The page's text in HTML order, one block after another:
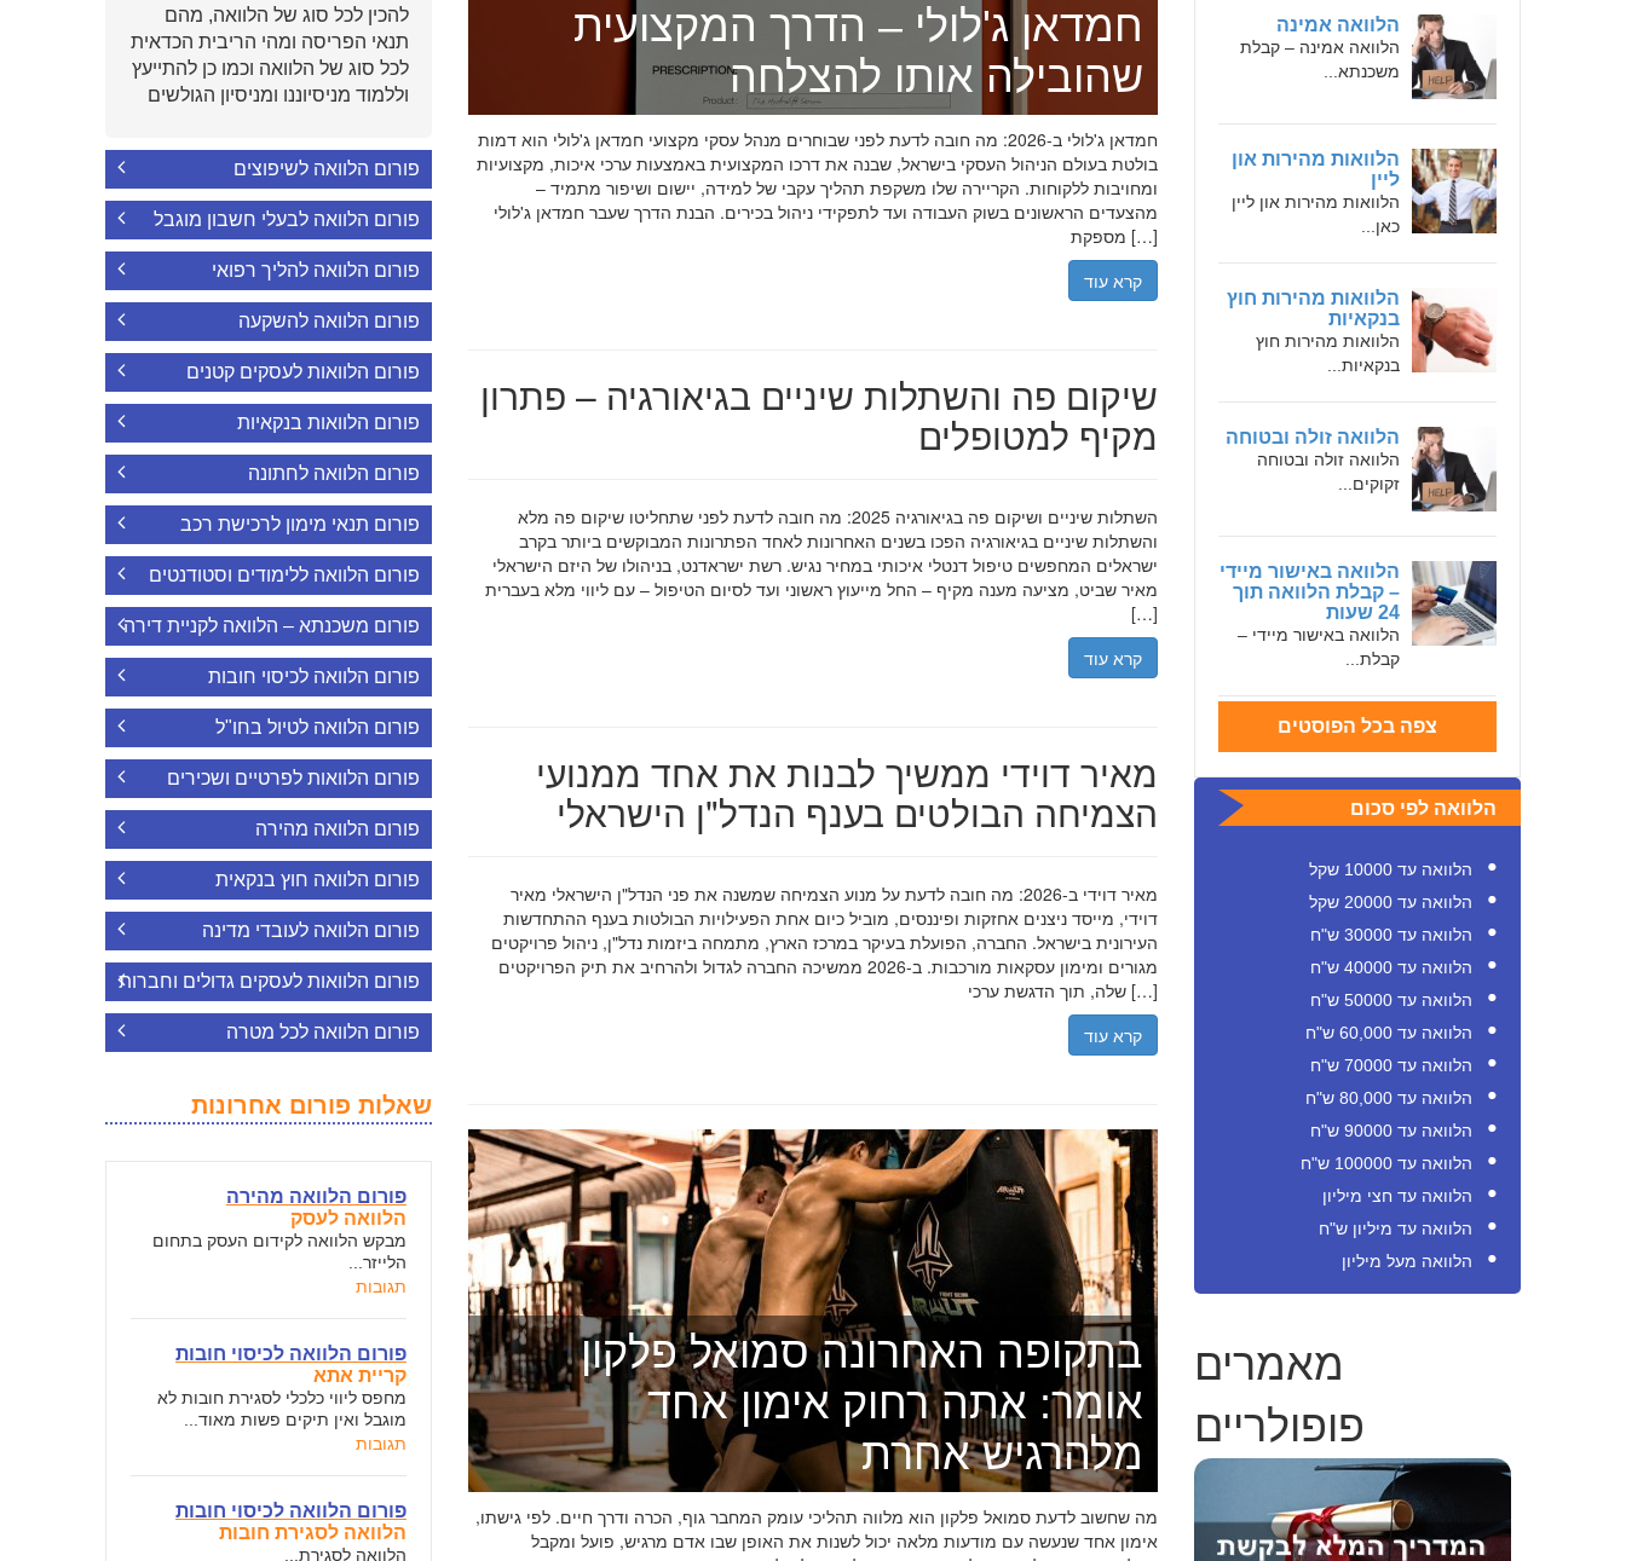
הלוואה אמינה
הלוואה אמינה – קבלת
משכנתא...
הלוואות מהירות און
ליין
הלוואות מהירות און ליין
כאן...
הלוואות מהירות חוץ
בנקאיות
הלוואות מהירות חוץ
בנקאיות...
הלוואה זולה ובטוחה
הלוואה זולה ובטוחה
זקוקים...
הלוואה באישור מיידי
– קבלת הלוואה תוך
24 שעות
הלוואה באישור מיידי –
קבלת...
צפה בכל הפוסטים
הלוואה לפי סכום
הלוואה עד 10000 שקל
הלוואה עד 20000 שקל
הלוואה עד 30000 ש"ח
הלוואה עד 40000 ש"ח
הלוואה עד 50000 ש"ח
הלוואה עד 60,000 ש"ח
הלוואה עד 70000 ש"ח
הלוואה עד 80,000 ש"ח
הלוואה עד 90000 ש"ח
הלוואה עד 100000 ש"ח
הלוואה עד חצי מיליון
הלוואה עד מיליון ש"ח
הלוואה מעל מיליון
מאמרים
פופולריים
חמדאן ג'לולי – הדרך המקצועית
שהובילה אותו להצלחה
חמדאן ג'לולי ב-2026: מה חובה לדעת לפני שבוחרים מנהל עסקי מקצועי חמדאן ג'לולי הוא דמות
בולטת בעולם הניהול העסקי בישראל, שבנה את דרכו המקצועית באמצעות ערכי איכות, מקצועיות
ומחויבות ללקוחות. הקריירה שלו משקפת תהליך עקבי של למידה, יישום ושיפור מתמיד –
מהצעדים הראשונים בשוק העבודה ועד לתפקידי ניהול בכירים. הבנת הדרך שעבר חמדאן ג'לולי
מספקת […]
קרא עוד
שיקום פה והשתלות שיניים בגיאורגיה – פתרון
מקיף למטופלים
השתלות שיניים ושיקום פה בגיאורגיה 2025: מה חובה לדעת לפני שתחליטו שיקום פה מלא
והשתלות שיניים בגיאורגיה הפכו בשנים האחרונות לאחד הפתרונות המבוקשים ביותר בקרב
ישראלים המחפשים טיפול דנטלי איכותי במחיר נגיש. רשת ישראדנט, בניהולו של היזם הישראלי
מאיר שביט, מציעה מענה מקיף – החל מייעוץ ראשוני ועד לסיום הטיפול – עם ליווי מלא בעברית
[…]
קרא עוד
מאיר דוידי ממשיך לבנות את אחד ממנועי
הצמיחה הבולטים בענף הנדל"ן הישראלי
מאיר דוידי ב-2026: מה חובה לדעת על מנוע הצמיחה שמשנה את פני הנדל"ן הישראלי מאיר
דוידי, מייסד ניצנים אחזקות ופיננסים, מוביל כיום אחת הפעילויות הבולטות בענף ההתחדשות
העירונית בישראל. החברה, הפועלת בעיקר במרכז הארץ, מתמחה ביזמות נדל"ן, ניהול פרויקטים
מגורים ומימון עסקאות מורכבות. ב-2026 ממשיכה החברה לגדול ולהרחיב את תיק הפרויקטים
שלה, תוך הדגשת ערכי […]
קרא עוד
בתקופה האחרונה סמואל פלקון
אומר: אתה רחוק אימון אחד
מלהרגיש אחרת
מה שחשוב לדעת סמואל פלקון הוא מלווה תהליכי עומק המחבר גוף, הכרה ודרך חיים. לפי גישתו,
אימון אחד שנעשה עם מודעות מלאה יכול לשנות את האופן שבו אדם מרגיש, פועל ומקבל
להכין לכל סוג של הלוואה, מהם
תנאי הפריסה ומהי הריבית הכדאית
לכל סוג של הלוואה וכמו כן להתייעץ
וללמוד מניסיוננו ומניסיון הגולשים
פורום הלוואה לשיפוצים
פורום הלוואה לבעלי חשבון מוגבל
פורום הלוואה להליך רפואי
פורום הלוואה להשקעה
פורום הלוואות לעסקים קטנים
פורום הלוואות בנקאיות
פורום הלוואה לחתונה
פורום תנאי מימון לרכישת רכב
פורום הלוואה ללימודים וסטודנטים
פורום משכנתא – הלוואה לקניית דירה
פורום הלוואה לכיסוי חובות
פורום הלוואה לטיול בחו"ל
פורום הלוואות לפרטיים ושכירים
פורום הלוואה מהירה
פורום הלוואה חוץ בנקאית
פורום הלוואה לעובדי מדינה
פורום הלוואות לעסקים גדולים וחברות
פורום הלוואה לכל מטרה
שאלות פורום אחרונות
פורום הלוואה מהירה
הלוואה לעסק
מבקש הלוואה לקידום העסק בתחום
הלייזר...
תגובות
פורום הלוואה לכיסוי חובות
קריית אתא
מחפס ליווי כלכלי לסגירת חובות לא
מוגבל ואין תיקים פשות מאוד...
תגובות
פורום הלוואה לכיסוי חובות
הלוואה לסגירת חובות
הלוואה לסגירת...